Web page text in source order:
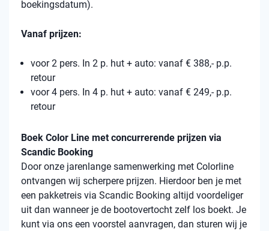
boekingsdatum).
Vanaf prijzen:
voor 2 pers. In 2 p. hut + auto: vanaf € 388,- p.p.
retour
voor 4 pers. In 4 p. hut + auto: vanaf € 249,- p.p.
retour
Boek Color Line met concurrerende prijzen via
Scandic Booking
Door onze jarenlange samenwerking met Colorline
ontvangen wij scherpere prijzen. Hierdoor ben je met
een pakketreis via Scandic Booking altijd voordeliger
uit dan wanneer je de bootovertocht zelf los boekt. Je
kunt via ons een voorstel aanvragen, dan sturen wij je